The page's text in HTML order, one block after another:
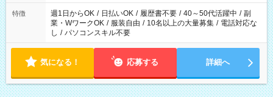
特徴 週1日からOK / 日払いOK / 履歴書不要 / 40～50代活躍中 / 副
業・WワークOK / 服装自由 / 10名以上の大量募集 / 電話対応な
し / パソコンスキル不要
気になる！ 応募する 詳細へ